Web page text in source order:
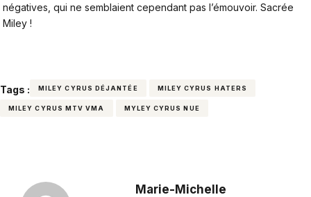
négatives, qui ne semblaient cependant pas l’émouvoir. Sacrée
Miley !
Tags : MILEY CYRUS DÉJANTÉE MILEY CYRUS HATERS
MILEY CYRUS MTV VMA MYLEY CYRUS NUE
Marie-Michelle